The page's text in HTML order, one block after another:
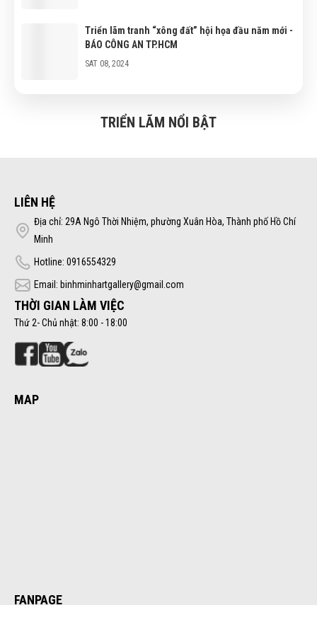
Triển lãm tranh “xông đất” hội họa đầu năm mới -
BÁO CÔNG AN TP.HCM
SAT 08, 2024
TRIỂN LÃM NỔI BẬT
LIÊN HỆ
Địa chỉ: 29A Ngô Thời Nhiệm, phường Xuân Hòa, Thành phố Hồ Chí
Minh
Hotline: 0916554329
Email: binhminhartgallery@gmail.com
THỜI GIAN LÀM VIỆC
Thứ 2- Chủ nhật: 8:00 - 18:00
MAP
FANPAGE